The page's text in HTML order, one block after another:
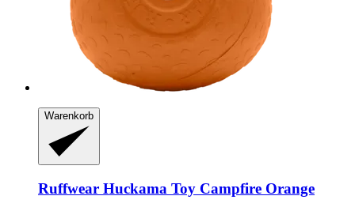
Warenkorb
Ruffwear Huckama Toy Campfire Orange